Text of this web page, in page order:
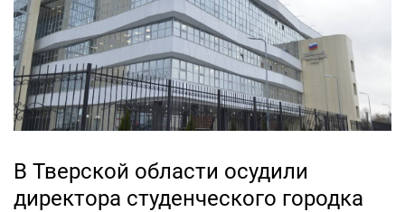
В Тверской области осудили
директора студенческого городка